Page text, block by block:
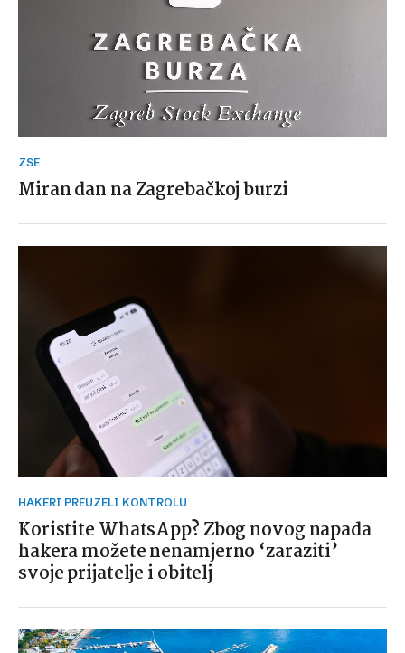
ZSE
Miran dan na Zagrebačkoj burzi
HAKERI PREUZELI KONTROLU
Koristite WhatsApp? Zbog novog napada
hakera možete nenamjerno ‘zaraziti’
svoje prijatelje i obitelj